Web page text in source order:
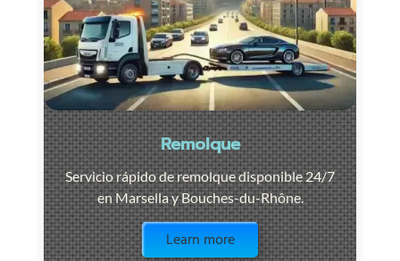
Remolque
Servicio rápido de remolque disponible 24/7
en Marsella y Bouches-du-Rhône.
Learn more